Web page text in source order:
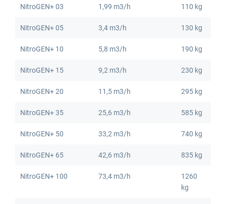
NitroGEN+ 03 1,99 m3/h 110 kg
NitroGEN+ 05 3,4 m3/h 130 kg
NitroGEN+ 10 5,8 m3/h 190 kg
NitroGEN+ 15 9,2 m3/h 230 kg
NitroGEN+ 20 11,5 m3/h 295 kg
NitroGEN+ 35 25,6 m3/h 585 kg
NitroGEN+ 50 33,2 m3/h 740 kg
NitroGEN+ 65 42,6 m3/h 835 kg
NitroGEN+ 100 73,4 m3/h
1260
kg